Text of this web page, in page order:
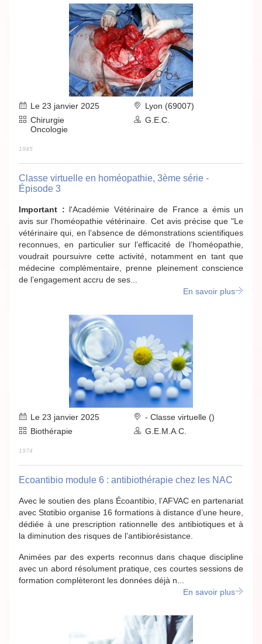
Le 23 janvier 2025
Lyon (69007)
Chirurgie
Oncologie
G.E.C.
1945
Classe virtuelle en homéopathie, 3ème série -
Épisode 3
Important : l'Académie Vétérinaire de France a émis un
avis sur l'homéopathie vétérinaire. Cet avis précise que "Le
vétérinaire qui, en l’absence de démonstrations scientifiques
reconnues, en particulier sur l’efficacité de l’homéopathie,
voudrait poursuivre cette activité, notamment en tant que
médecine complémentaire, prenne pleinement conscience
de l’engagement accru de ses...
En savoir plus
Le 23 janvier 2025
- Classe virtuelle ()
Biothérapie
G.E.M.A.C.
1974
Ecoantibio module 6 : antibiothérapie chez les NAC
Avec le soutien des plans Écoantibio, l’AFVAC en partenariat
avec Stαtibio organise 16 formations à distance d’une heure,
dédiée à une prescription rationnelle des antibiotiques et à
la diminution des risques de l’antibiorésistance.
Animées par des experts reconnus dans chaque discipline
avec un abord résolument pratique, ces courtes sessions de
formation complèteront les données déjà n...
En savoir plus